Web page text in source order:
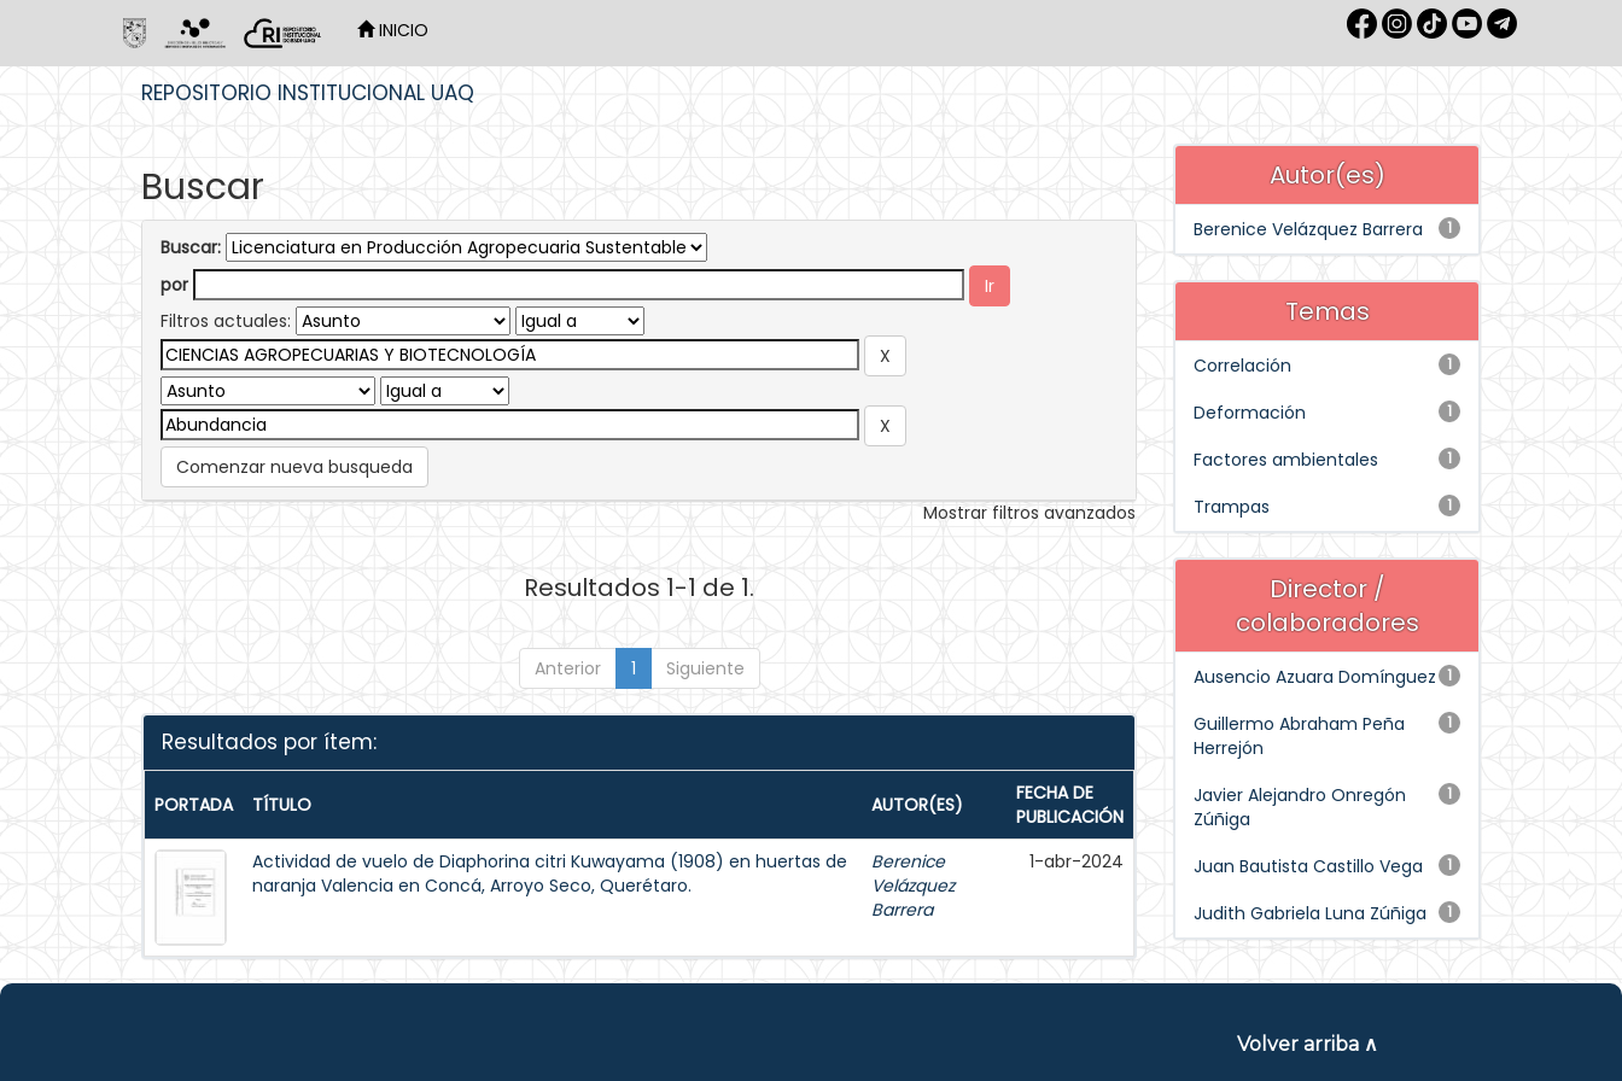
INICIO
REPOSITORIO INSTITUCIONAL UAQ
Buscar
Buscar:
por
Filtros actuales:
Comenzar nueva busqueda
Mostrar filtros avanzados
Resultados 1-1 de 1.
Anterior 1 Siguiente
Resultados por ítem:
PORTADA TÍTULO AUTOR(ES)
FECHA DE
PUBLICACIÓN
Actividad de vuelo de Diaphorina citri Kuwayama (1908) en huertas de
naranja Valencia en Concá, Arroyo Seco, Querétaro.
Berenice
Velázquez
Barrera
1-abr-2024
Autor(es)
1
Berenice Velázquez Barrera
Temas
1
Correlación
1
Deformación
1
Factores ambientales
1
Trampas
Director /
colaboradores
1
Ausencio Azuara Domínguez
1
Guillermo Abraham Peña
Herrejón
1
Javier Alejandro Onregón
Zúñiga
1
Juan Bautista Castillo Vega
1
Judith Gabriela Luna Zúñiga
Volver arriba ∧